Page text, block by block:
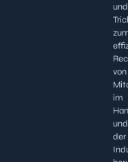
und
von
im
und
der